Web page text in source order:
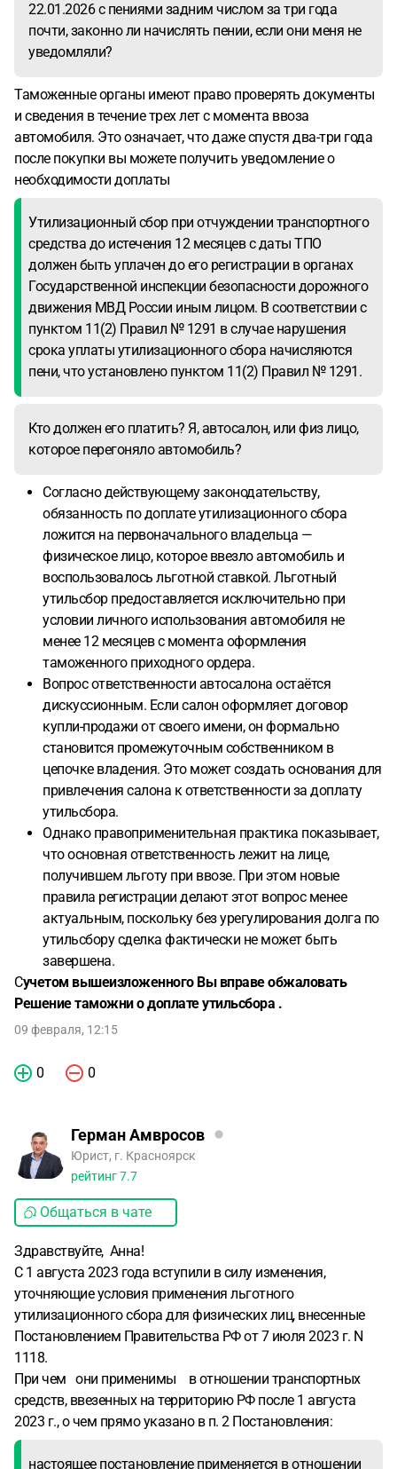
22.01.2026 с пениями задним числом за три года
почти, законно ли начислять пении, если они меня не
уведомляли?
Таможенные органы имеют право проверять документы
и сведения в течение трех лет с момента ввоза
автомобиля. Это означает, что даже спустя два-три года
после покупки вы можете получить уведомление о
необходимости доплаты
Утилизационный сбор при отчуждении транспортного
средства до истечения 12 месяцев с даты ТПО
должен быть уплачен до его регистрации в органах
Государственной инспекции безопасности дорожного
движения МВД России иным лицом. В соответствии с
пунктом 11(2) Правил № 1291 в случае нарушения
срока уплаты утилизационного сбора начисляются
пени, что установлено пунктом 11(2) Правил № 1291.
Кто должен его платить? Я, автосалон, или физ лицо,
которое перегоняло автомобиль?
Согласно действующему законодательству,
обязанность по доплате утилизационного сбора
ложится на первоначального владельца —
физическое лицо, которое ввезло автомобиль и
воспользовалось льготной ставкой. Льготный
утильсбор предоставляется исключительно при
условии личного использования автомобиля не
менее 12 месяцев с момента оформления
таможенного приходного ордера.
Вопрос ответственности автосалона остаётся
дискуссионным. Если салон оформляет договор
купли-продажи от своего имени, он формально
становится промежуточным собственником в
цепочке владения. Это может создать основания для
привлечения салона к ответственности за доплату
утильсбора.
Однако правоприменительная практика показывает,
что основная ответственность лежит на лице,
получившем льготу при ввозе. При этом новые
правила регистрации делают этот вопрос менее
актуальным, поскольку без урегулирования долга по
утильсбору сделка фактически не может быть
завершена.
Сучетом вышеизложенного Вы вправе обжаловать
Решение таможни о доплате утильсбора .
09 февраля, 12:15
0 0
Герман Амвросов
Юрист, г. Красноярск
рейтинг7.7
Общаться в чате
Здравствуйте, Анна!
С 1 августа 2023 года вступили в силу изменения,
уточняющие условия применения льготного
утилизационного сбора для физических лиц, внесенные
Постановлением Правительства РФ от 7 июля 2023 г. N
1118.
При чем они применимы в отношении транспортных
средств, ввезенных на территорию РФ после 1 августа
2023 г., о чем прямо указано в п. 2 Постановления:
настоящее постановление применяется в отношении